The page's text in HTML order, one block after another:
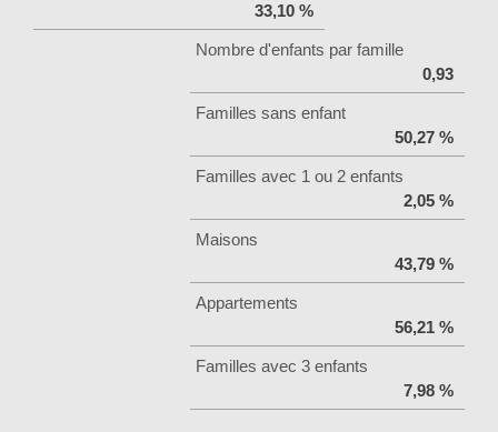
33,10 %
Nombre d'enfants par famille
0,93
Familles sans enfant
50,27 %
Familles avec 1 ou 2 enfants
2,05 %
Maisons
43,79 %
Appartements
56,21 %
Familles avec 3 enfants
7,98 %